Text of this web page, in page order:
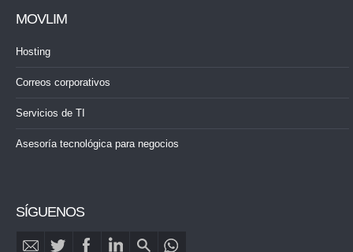
MOVLIM
Hosting
Correos corporativos
Servicios de TI
Asesoría tecnológica para negocios
SÍGUENOS